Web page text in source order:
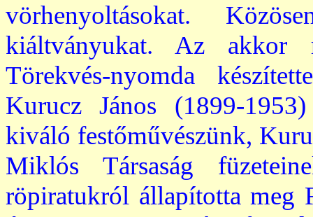
vörhenyoltásokat.
kiáltványukat. Az akkor
Törekvés-nyomda
Kurucz János (1899-
kiváló festőművészünk,
Miklós Társaság
röpiratukról állapította meg